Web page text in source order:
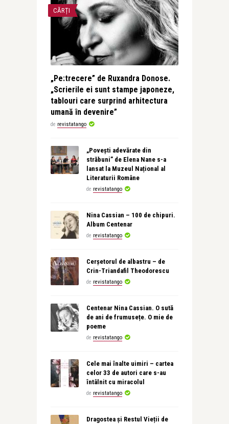
CĂRȚI
„Pe:trecere” de Ruxandra Donose.
„Scrierile ei sunt stampe japoneze,
tablouri care surprind arhitectura
umană în devenire”
de revistatango
„Povești adevărate din
străbuni” de Elena Nane s-a
lansat la Muzeul Național al
Literaturii Române
de revistatango
Nina Cassian – 100 de chipuri.
Album Centenar
de revistatango
Cerșetorul de albastru – de
Crin-Triandafil Theodorescu
de revistatango
Centenar Nina Cassian. O sută
de ani de frumusețe. O mie de
poeme
de revistatango
Cele mai înalte uimiri – cartea
celor 33 de autori care s-au
întâlnit cu miracolul
de revistatango
Dragostea și Restul Vieții de